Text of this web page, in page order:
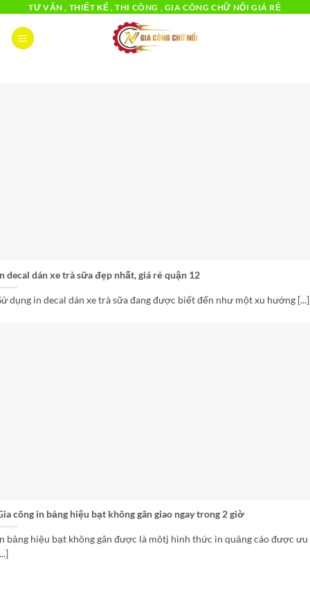
qua
nội
TƯ VẤN , THIẾT KẾ , THI CÔNG , GIA CÔNG CHỮ NỔI GIÁ RẺ
decal dán xe trà sữa đẹp nhất, giá rẻ quận 12
dụng in decal dán xe trà sữa đang được biết đến như một xu hướng [...]
công in bảng hiệu bạt không gân giao ngay trong 2 giờ
bảng hiệu bạt không gân được là môtj hình thức in quảng cáo được ưu